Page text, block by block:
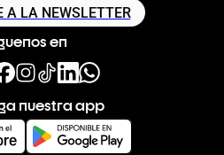
A LA NEWSLETTER
en
nuestra app